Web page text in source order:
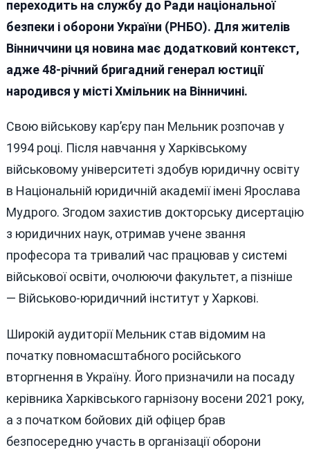
Роботу
В
переходить на службу до Ради національної
безпеки і оборони України (РНБО). Для жителів
Вінниччини ця новина має додатковий контекст,
адже 48-річний бригадний генерал юстиції
народився у місті Хмільник на Вінничині.
Свою військову кар’єру пан Мельник розпочав у
1994 році. Після навчання у Харківському
військовому університеті здобув юридичну освіту
в Національній юридичній академії імені Ярослава
Мудрого. Згодом захистив докторську дисертацію
з юридичних наук, отримав учене звання
професора та тривалий час працював у системі
військової освіти, очолюючи факультет, а пізніше
— Військово-юридичний інститут у Харкові.
Широкій аудиторії Мельник став відомим на
початку повномасштабного російського
вторгнення в Україну. Його призначили на посаду
керівника Харківського гарнізону восени 2021 року,
а з початком бойових дій офіцер брав
безпосередню участь в організації оборони